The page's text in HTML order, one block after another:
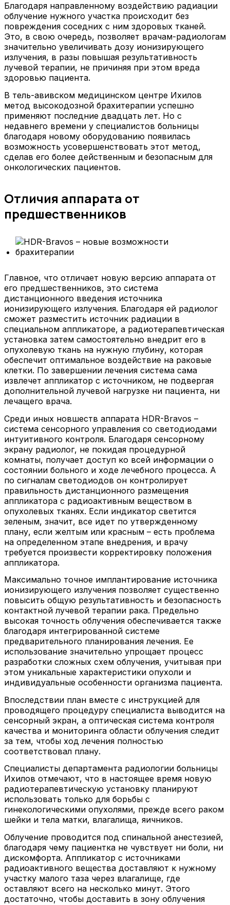
Благодаря направленному воздействию радиации
облучение нужного участка происходит без
повреждения соседних с ним здоровых тканей.
Это, в свою очередь, позволяет врачам-радиологам
значительно увеличивать дозу ионизирующего
излучения, в разы повышая результативность
лучевой терапии, не причиняя при этом вреда
здоровью пациента.
В тель-авивском медицинском центре Ихилов
метод высокодозной брахитерапии успешно
применяют последние двадцать лет. Но с
недавнего времени у специалистов больницы
благодаря новому оборудованию появилась
возможность усовершенствовать этот метод,
сделав его более действенным и безопасным для
онкологических пациентов.
Отличия аппарата от
предшественников
Главное, что отличает новую версию аппарата от
его предшественников, это система
дистанционного введения источника
ионизирующего излучения. Благодаря ей радиолог
сможет разместить источник радиации в
специальном аппликаторе, а радиотерапевтическая
установка затем самостоятельно внедрит его в
опухолевую ткань на нужную глубину, которая
обеспечит оптимальное воздействие на раковые
клетки. По завершении лечения система сама
извлечет аппликатор с источником, не подвергая
дополнительной лучевой нагрузке ни пациента, ни
лечащего врача.
Среди иных новшеств аппарата HDR-Bravos –
система сенсорного управления со светодиодами
интуитивного контроля. Благодаря сенсорному
экрану радиолог, не покидая процедурной
комнаты, получает доступ ко всей информации о
состоянии больного и ходе лечебного процесса. А
по сигналам светодиодов он контролирует
правильность дистанционного размещения
аппликатора с радиоактивным веществом в
опухолевых тканях. Если индикатор светится
зеленым, значит, все идет по утвержденному
плану, если желтым или красным – есть проблема
на определенном этапе внедрения, и врачу
требуется произвести корректировку положения
аппликатора.
Максимально точное имплантирование источника
ионизирующего излучения позволяет существенно
повысить общую результативность и безопасность
контактной лучевой терапии рака. Предельно
высокая точность облучения обеспечивается также
благодаря интегрированной системе
предварительного планирования лечения. Ее
использование значительно упрощает процесс
разработки сложных схем облучения, учитывая при
этом уникальные характеристики опухоли и
индивидуальные особенности организма пациента.
Впоследствии план вместе с инструкцией для
проводящего процедуру специалиста выводится на
сенсорный экран, а оптическая система контроля
качества и мониторинга области облучения следит
за тем, чтобы ход лечения полностью
соответствовал плану.
Специалисты департамента радиологии больницы
Ихилов отмечают, что в настоящее время новую
радиотерапевтическую установку планируют
использовать только для борьбы с
гинекологическими опухолями, прежде всего раком
шейки и тела матки, влагалища, яичников.
Облучение проводится под спинальной анестезией,
благодаря чему пациентка не чувствует ни боли, ни
дискомфорта. Аппликатор с источниками
радиоактивного вещества доставляют к нужному
участку малого таза через влагалище, где
оставляют всего на несколько минут. Этого
достаточно, чтобы доставить в зону облучения